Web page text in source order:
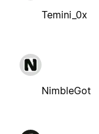
Temini_0x
NimbleGot